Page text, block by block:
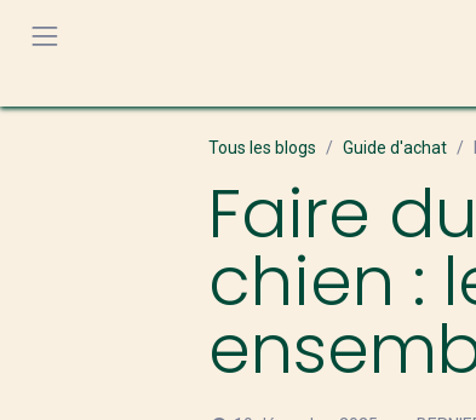
Tous les blogs Guide d'achat
Faire
chien :